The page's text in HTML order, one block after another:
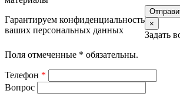
Гарантируем конфиденциальность
ваших персональных данных
×
Задать
Поля отмеченные * обязательны.
Телефон *
Вопрос